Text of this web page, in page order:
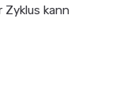
Zyklus kann